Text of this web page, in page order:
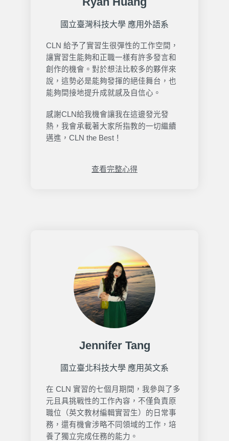
國立臺灣科技大學 應用外語系
CLN 給予了實習生很彈性的工作空間，
讓實習生能夠和正職一樣有許多發言和
創作的機會。對於想法比較多的夥伴來
說，這勢必是能夠發揮的絕佳舞台，也
能夠間接地提升成就感及自信心。
感謝CLN給我機會讓我在這邊發光發
熱，我會承載著大家所指教的一切繼續
邁進，CLN the Best！
查看完整心得
Jennifer Tang
國立臺北科技大學 應用英文系
在 CLN 實習的七個月期間，我參與了多
元且具挑戰性的工作內容，不僅負責原
職位（英文教材編輯實習生）的日常事
務，還有機會涉略不同領域的工作，培
養了獨立完成任務的能力。